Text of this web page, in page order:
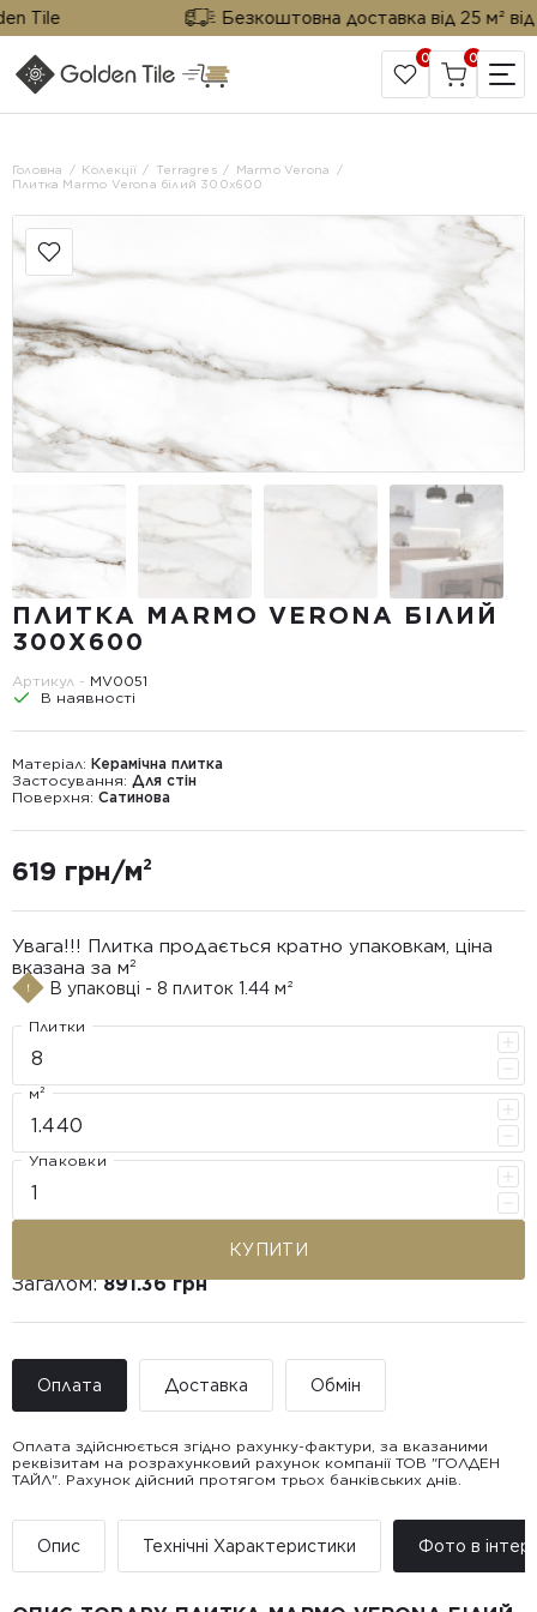
Tile Безкоштовна доставка від 25 м² від
САЙТ КОМПАНІЇ
0 0
Головна Колекції Terragres
Marmo Verona
Плитка Marmo Verona білий 300x600
ПЛИТКА MARMO VERONA БІЛИЙ
300X600
Артикул - MV0051
В наявності
Матеріал: Керамічна плитка
Застосування: Для стін
Поверхня: Сатинова
619 грн/м²
Увага!!! Плитка продається кратно упаковкам, ціна
вказана за м²
В упаковці - 8 плиток 1.44 м²
Плитки
м²
Упаковки
КУПИТИ
Загалом:891.36 грн
Оплата Доставка Обмін
Оплата здійснюється згідно рахунку-фактури, за вказаними
реквізитам на розрахунковий рахунок компанії ТОВ "ГОЛДЕН
ТАЙЛ". Рахунок дійсний протягом трьох банківських днів.
товару.
силами Продавця чи залученого ним перевізника/кур’єра.
Опис Технічні Характеристики Фото в